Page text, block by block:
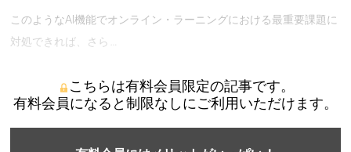
このようなAI機能でオンライン・ラーニングにおける最重要課題に
対処できれば、さら …
こちらは有料会員限定の記事です。
有料会員になると制限なしにご利用いただけます。